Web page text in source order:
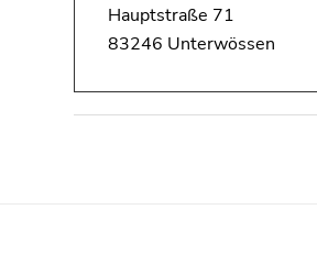
Hauptstraße 71
83246 Unterwössen